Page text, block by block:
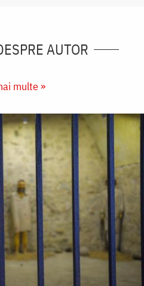
AUTOR
multe »